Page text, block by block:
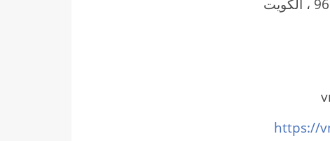
https://